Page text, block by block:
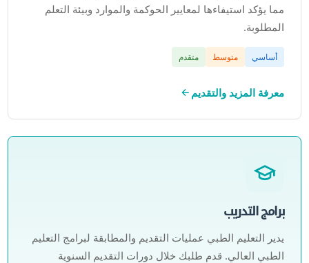
مما يؤكد استيفاءها لمعايير الحوكمة والموارد وبيئة التعلم
المطلوبة.
أساسي متوسط متقدم
معرفة المزيد والتقديم
برامج التدريب
يدير التعليم الطبي عمليات التقديم والمطابقة لبرامج التعليم
الطبي العالي. قدم طلبك خلال دورات التقديم السنوية